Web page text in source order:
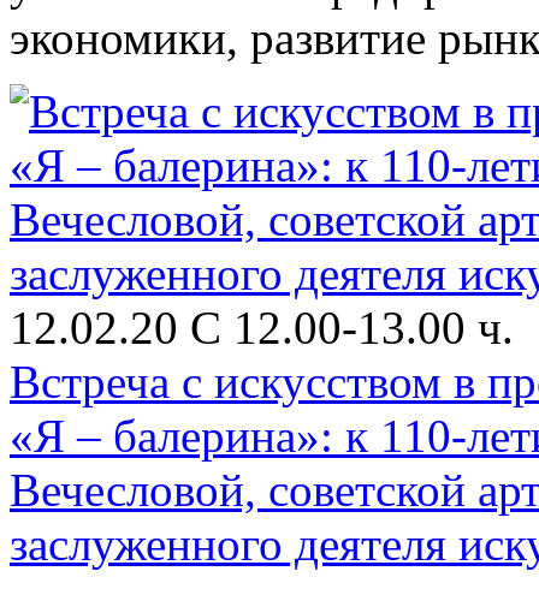
экономики, развитие
12.02.20 С 12.00-13.00 ч.
Встреча с искусством в
«Я – балерина»: к 110-
Вечесловой, советской
заслуженного деятеля